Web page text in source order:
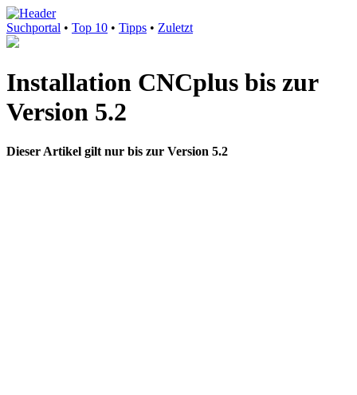
Suchportal • Top 10 • Tipps • Zuletzt
Installation CNCplus bis zur
Version 5.2
Dieser Artikel gilt nur bis zur Version 5.2